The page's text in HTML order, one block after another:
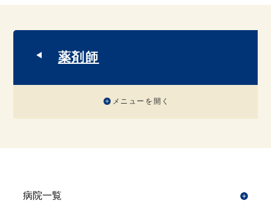
薬剤師
メニューを開く
病院一覧